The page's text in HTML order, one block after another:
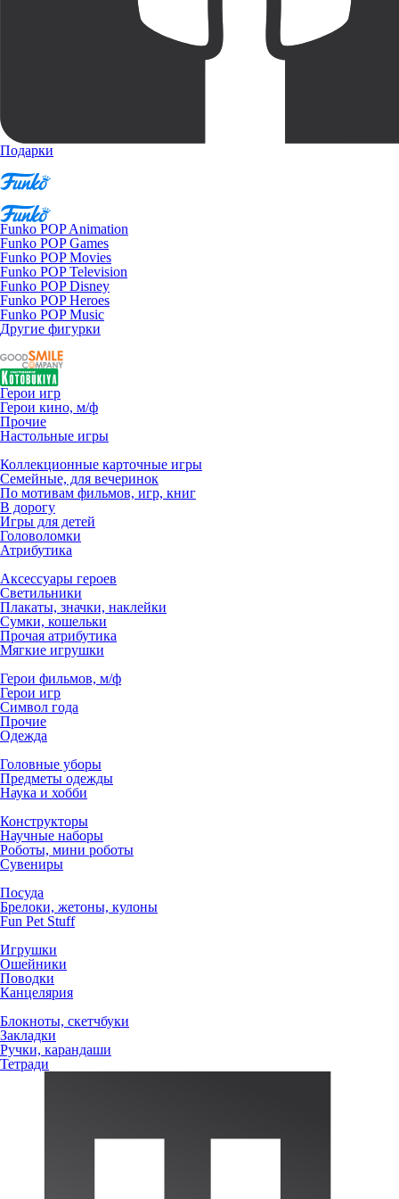
Подарки
Funko POP Animation
Funko POP Games
Funko POP Movies
Funko POP Television
Funko POP Disney
Funko POP Heroes
Funko POP Music
Другие фигурки
Герои игр
Герои кино, м/ф
Прочие
Настольные игры
Коллекционные карточные игры
Семейные, для вечеринок
По мотивам фильмов, игр, книг
В дорогу
Игры для детей
Головоломки
Атрибутика
Аксессуары героев
Светильники
Плакаты, значки, наклейки
Сумки, кошельки
Прочая атрибутика
Мягкие игрушки
Герои фильмов, м/ф
Герои игр
Символ года
Прочие
Одежда
Головные уборы
Предметы одежды
Наука и хобби
Конструкторы
Научные наборы
Роботы, мини роботы
Сувениры
Посуда
Брелоки, жетоны, кулоны
Fun Pet Stuff
Игрушки
Ошейники
Поводки
Канцелярия
Блокноты, скетчбуки
Закладки
Ручки, карандаши
Тетради